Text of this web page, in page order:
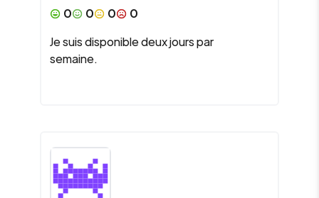
0
0 0
0
Je suis disponible deux jours par
semaine.